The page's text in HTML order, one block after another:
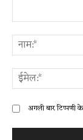
अगली बार